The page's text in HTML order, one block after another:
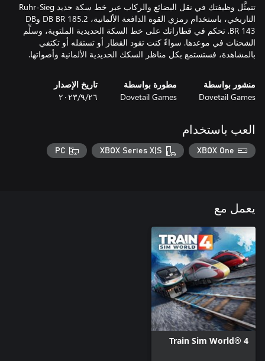
تتمثَّل وظيفتك في نقل البضائع والركاب عبر خط سكة حديد Ruhr-Sieg
التاريخي، باستخدام رمزي القوة الدافعة الألمانية، DB BR 185.2 وDB
BR 143. تحكم في قطاراتك على خط السكة الحديدية الملتوية، وسلِّم
الشحنات في موعدها. سواءً كنت تقود القطار أو تستقله أو تكتفي
بالمشاهدة، فستستمع بكل مناظر السكك الحديدية الألمانية وأصواتها.
منشور بواسطة
Dovetail Games
مطورة بواسطة
Dovetail Games
تاريخ الإصدار
٢٦‏/٩‏/٢٠٢٣
العب باستخدام
XBOX One
XBOX Series X|S
PC
يعمل مع
Train Sim World® 4